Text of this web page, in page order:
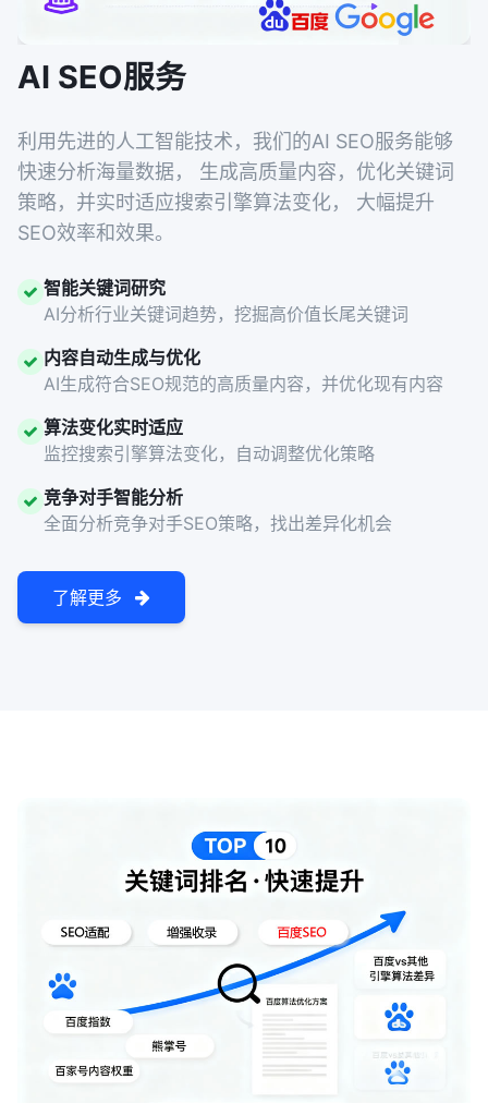
AI SEO服务
利用先进的人工智能技术，我们的AI SEO服务能够
快速分析海量数据， 生成高质量内容，优化关键词
策略，并实时适应搜索引擎算法变化， 大幅提升
SEO效率和效果。
智能关键词研究
AI分析行业关键词趋势，挖掘高价值长尾关键词
内容自动生成与优化
AI生成符合SEO规范的高质量内容，并优化现有内容
算法变化实时适应
监控搜索引擎算法变化，自动调整优化策略
竞争对手智能分析
全面分析竞争对手SEO策略，找出差异化机会
了解更多